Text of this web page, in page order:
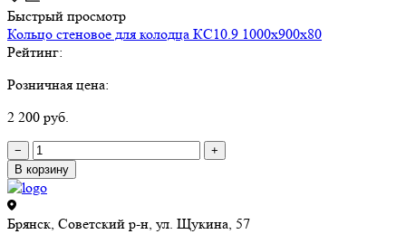
Быстрый просмотр
Кольцо стеновое для колодца КС10.9 1000х900х80
Рейтинг:
Розничная цена:
2 200 руб.
−
+
В корзину
Брянск, Советский р-н, ул. Щукина, 57